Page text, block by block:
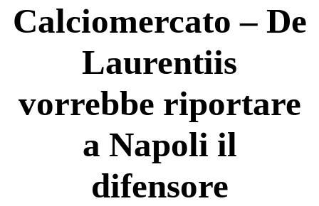
Calciomercato – De
Laurentiis
vorrebbe riportare
a Napoli il
difensore